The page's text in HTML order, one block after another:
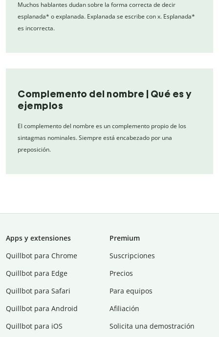
Muchos hablantes dudan sobre la forma correcta de decir
esplanada* o explanada. Explanada se escribe con x. Esplanada*
es incorrecta.
Complemento del nombre | Qué es y
ejemplos
El complemento del nombre es un complemento propio de los
sintagmas nominales. Siempre está encabezado por una
preposición.
Apps y extensiones
Quillbot para Chrome
Quillbot para Edge
Quillbot para Safari
Quillbot para Android
Quillbot para iOS
Premium
Suscripciones
Precios
Para equipos
Afiliación
Solicita una demostración